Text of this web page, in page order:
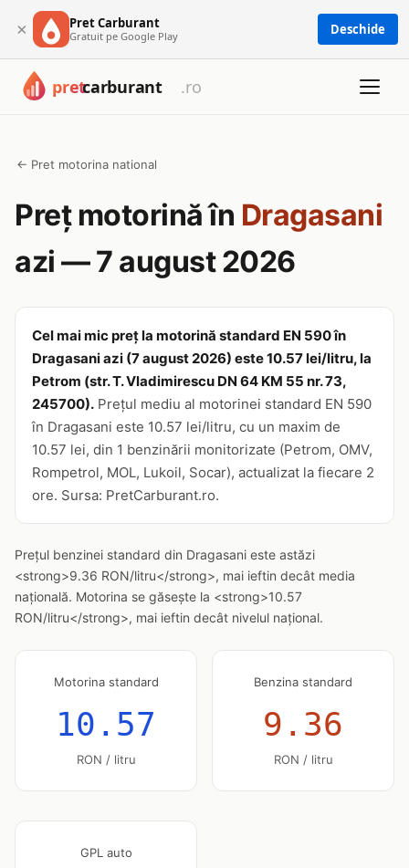
× Pret Carburant
Gratuit pe Google Play Deschide
← Pret motorina national
Preț motorină în Dragasani
azi — 7 august 2026
Cel mai mic preț la motorină standard EN 590 în
Dragasani azi (7 august 2026) este 10.57 lei/litru, la
Petrom (str. T. Vladimirescu DN 64 KM 55 nr. 73,
245700). Prețul mediu al motorinei standard EN 590
în Dragasani este 10.57 lei/litru, cu un maxim de
10.57 lei, din 1 benzinării monitorizate (Petrom, OMV,
Rompetrol, MOL, Lukoil, Socar), actualizat la fiecare 2
ore. Sursa: PretCarburant.ro.
Prețul benzinei standard din Dragasani este astăzi
<strong>9.36 RON/litru</strong>, mai ieftin decât media
națională. Motorina se găsește la <strong>10.57
RON/litru</strong>, mai ieftin decât nivelul național.
Motorina standard
10.57
RON / litru
Benzina standard
9.36
RON / litru
GPL auto